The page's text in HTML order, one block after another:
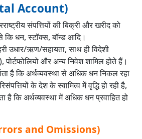
Account)
संपत्तियों की बिक्री और खरीद को
कि धन, स्टॉक्स, बॉन्ड आदि।
उधार/ऋण/सहायता, साथ ही विदेशी
पोर्टफोलियो और अन्य निवेश शामिल होते हैं।
है कि अर्थव्यवस्था से अधिक धन निकल रहा
के देश के स्वामित्व में वृद्धि हो रही है,
है कि अर्थव्यवस्था में अधिक धन प्रवाहित हो
and Omissions)